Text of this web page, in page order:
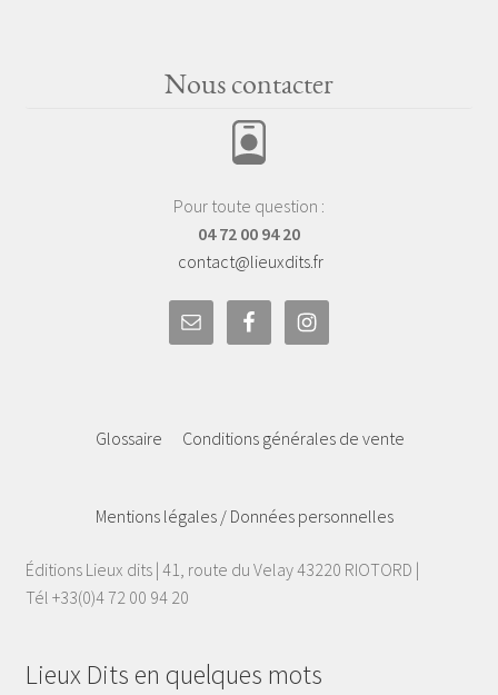
Nous contacter
Pour toute question :
04 72 00 94 20
contact@lieuxdits.fr
Glossaire Conditions générales de vente
Mentions légales / Données personnelles
Éditions Lieux dits | 41, route du Velay 43220 RIOTORD |
Tél +33(0)4 72 00 94 20
Lieux Dits en quelques mots